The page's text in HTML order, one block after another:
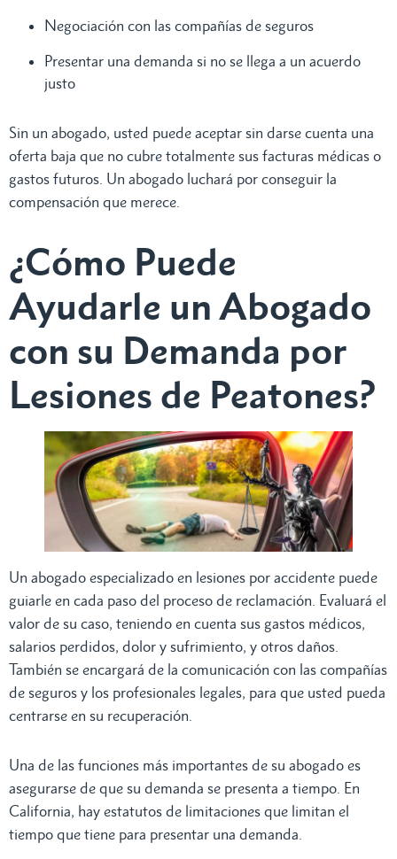
Negociación con las compañías de seguros
Presentar una demanda si no se llega a un acuerdo
justo
Sin un abogado, usted puede aceptar sin darse cuenta una
oferta baja que no cubre totalmente sus facturas médicas o
gastos futuros. Un abogado luchará por conseguir la
compensación que merece.
¿Cómo Puede
Ayudarle un Abogado
con su Demanda por
Lesiones de Peatones?
Un abogado especializado en lesiones por accidente puede
guiarle en cada paso del proceso de reclamación. Evaluará el
valor de su caso, teniendo en cuenta sus gastos médicos,
salarios perdidos, dolor y sufrimiento, y otros daños.
También se encargará de la comunicación con las compañías
de seguros y los profesionales legales, para que usted pueda
centrarse en su recuperación.
Una de las funciones más importantes de su abogado es
asegurarse de que su demanda se presenta a tiempo. En
California, hay estatutos de limitaciones que limitan el
tiempo que tiene para presentar una demanda.